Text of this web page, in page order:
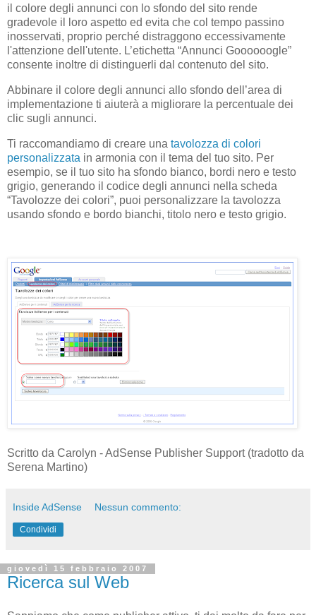
il colore degli annunci con lo sfondo del sito rende
gradevole il loro aspetto ed evita che col tempo passino
inosservati, proprio perché distraggono eccessivamente
l'attenzione dell'utente. L’etichetta “Annunci Goooooogle”
consente inoltre di distinguerli dal contenuto del sito.
Abbinare il colore degli annunci allo sfondo dell’area di
implementazione ti aiuterà a migliorare la percentuale dei
clic sugli annunci.
Ti raccomandiamo di creare una tavolozza di colori
personalizzata in armonia con il tema del tuo sito. Per
esempio, se il tuo sito ha sfondo bianco, bordi nero e testo
grigio, generando il codice degli annunci nella scheda
“Tavolozze dei colori”, puoi personalizzare la tavolozza
usando sfondo e bordo bianchi, titolo nero e testo grigio.
Scritto da Carolyn - AdSense Publisher Support (tradotto da
Serena Martino)
Inside AdSense Nessun commento:
Condividi
giovedì 15 febbraio 2007
Ricerca sul Web